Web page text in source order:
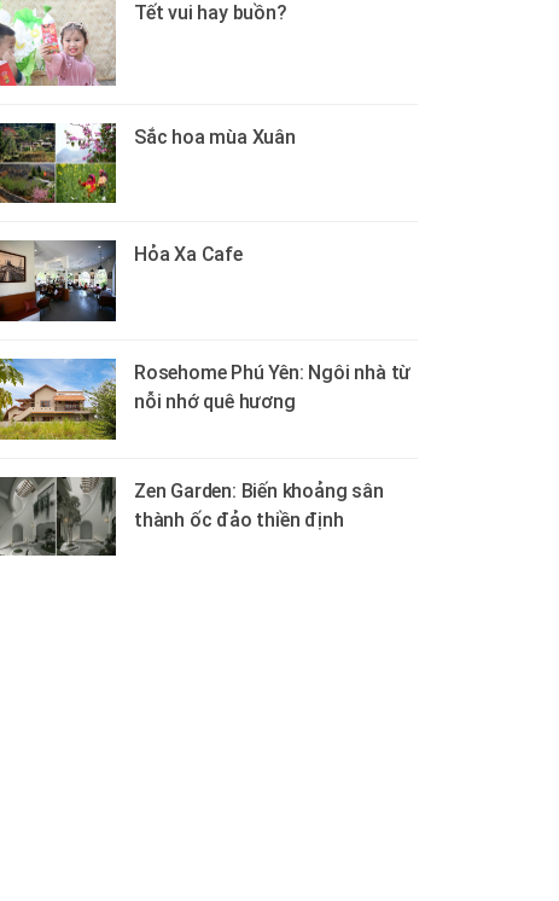
Tết vui hay buồn?
Sắc hoa mùa Xuân
Hỏa Xa Cafe
Rosehome Phú Yên: Ngôi nhà từ
nỗi nhớ quê hương
Zen Garden: Biến khoảng sân
thành ốc đảo thiền định